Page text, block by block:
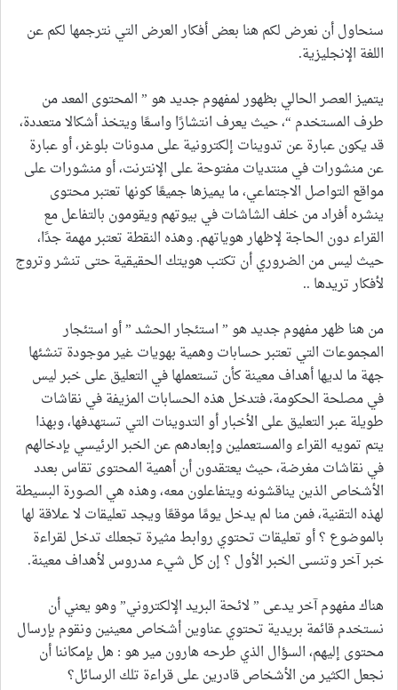
سنحاول أن نعرض لكم هنا بعض أفكار العرض التي نترجمها لكم عن
اللغة الإنجليزية.
يتميز العصر الحالي بظهور لمفهوم جديد هو ” المحتوى المعد من
طرف المستخدم “، حيث يعرف انتشارًا واسعًا ويتخذ أشكالا متعددة،
قد يكون عبارة عن تدوينات إلكترونية على مدونات بلوغر، أو عبارة
عن منشورات في منتديات مفتوحة على الإنترنت، أو منشورات على
مواقع التواصل الاجتماعي، ما يميزها جميعًا كونها تعتبر محتوى
ينشره أفراد من خلف الشاشات في بيوتهم ويقومون بالتفاعل مع
القراء دون الحاجة لإظهار هوياتهم. وهذه النقطة تعتبر مهمة جدًا،
حيث ليس من الضروري أن تكتب هويتك الحقيقية حتى تنشر وتروج
لأفكار تريدها ..
من هنا ظهر مفهوم جديد هو ” استئجار الحشد ” أو استئجار
المجموعات التي تعتبر حسابات وهمية بهويات غير موجودة تنشئها
جهة ما لديها أهداف معينة كأن تستعملها في التعليق على خبر ليس
في مصلحة الحكومة، فتدخل هذه الحسابات المزيفة في نقاشات
طويلة عبر التعليق على الأخبار أو التدوينات التي تستهدفها، وبهذا
يتم تمويه القراء والمستعملين وإبعادهم عن الخبر الرئيسي بإدخالهم
في نقاشات مغرضة، حيث يعتقدون أن أهمية المحتوى تقاس بعدد
الأشخاص الذين يناقشونه ويتفاعلون معه، وهذه هي الصورة البسيطة
لهذه التقنية، فمن منا لم يدخل يومًا موقعًا ويجد تعليقات لا علاقة لها
بالموضوع ؟ أو تعليقات تحتوي روابط مثيرة تجعلك تدخل لقراءة
خبر آخر وتنسى الخبر الأول ؟ إن كل شيء مدروس لأهداف معينة.
هناك مفهوم آخر يدعى ” لائحة البريد الإلكتروني” وهو يعني أن
نستخدم قائمة بريدية تحتوي عناوين أشخاص معينين ونقوم بإرسال
محتوى إليهم، السؤال الذي طرحه هارون مير هو : هل بإمكاننا أن
نجعل الكثير من الأشخاص قادرين على قراءة تلك الرسائل؟